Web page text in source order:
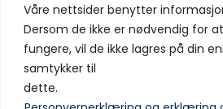
Våre nettsider benytter
Dersom de ikke er nødvendig for
fungere, vil de ikke lagres på din
samtykker til
dette.
Del: